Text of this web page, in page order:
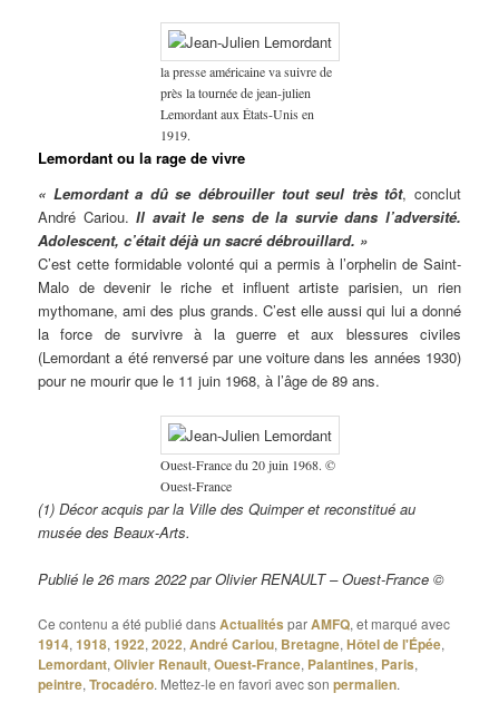
la presse américaine va suivre de
près la tournée de jean-julien
Lemordant aux États-Unis en
1919.
Lemordant ou la rage de vivre
« Lemordant a dû se débrouiller tout seul très tôt, conclut
André Cariou.Il avait le sens de la survie dans l’adversité.
Adolescent, c’était déjà un sacré débrouillard. »
C’est cette formidable volonté qui a permis à l’orphelin de Saint-
Malo de devenir le riche et influent artiste parisien, un rien
mythomane, ami des plus grands. C’est elle aussi qui lui a donné
la force de survivre à la guerre et aux blessures civiles
(Lemordant a été renversé par une voiture dans les années 1930)
pour ne mourir que le 11 juin 1968, à l’âge de 89 ans.
Ouest-France du 20 juin 1968. ©
Ouest-France
(1) Décor acquis par la Ville des Quimper et reconstitué au
musée des Beaux-Arts.
Publié le 26 mars 2022 par Olivier RENAULT – Ouest-France ©
Ce contenu a été publié dansActualités parAMFQ, et marqué avec
1914,1918,1922,2022,André Cariou, Bretagne,Hôtel de l'Épée,
Lemordant,Olivier Renault,Ouest-France, Palantines, Paris,
peintre,Trocadéro. Mettez-le en favori avec sonpermalien.